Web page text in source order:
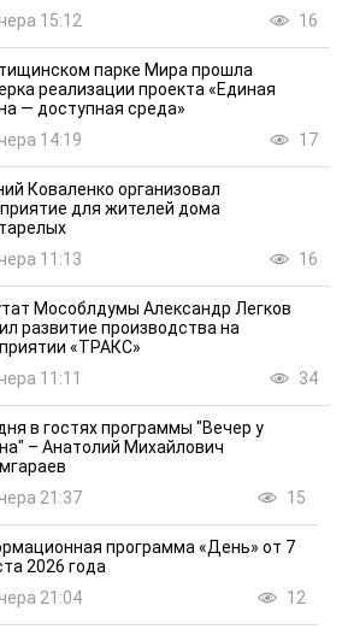
15:12
16
парке Мира прошла
реализации проекта «Единая
— доступная среда»
14:19
17
Коваленко организовал
для жителей дома
11:13
16
Мособлдумы Александр Легков
развитие производства на
«ТРАКС»
11:11
34
в гостях программы "Вечер у
– Анатолий Михайлович
21:37
15
программа «День» от 7
2026 года
21:04
12